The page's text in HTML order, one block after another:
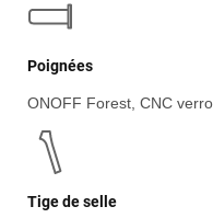
Poignées
ONOFF Forest, CNC
Tige de selle
Jean-Marc TAMAYO
Garde en octobre 2024